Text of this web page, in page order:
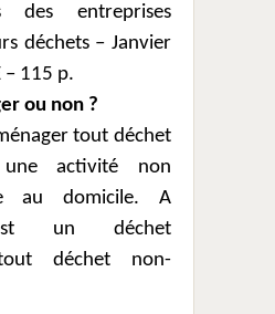
des entreprises
déchets – Janvier
– 115 p.
ou non ?
tout déchet
activité non
au domicile. A
un déchet
déchet non-